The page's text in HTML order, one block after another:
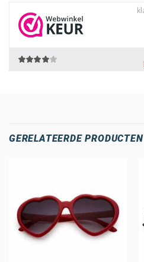
GERELATEERDE PRODUCTEN